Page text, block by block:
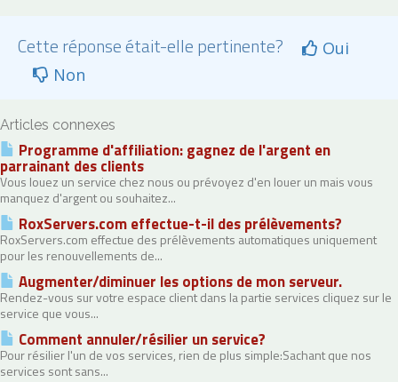
Cette réponse était-elle pertinente?
Oui
Non
Articles connexes
Programme d'affiliation: gagnez de l'argent en
parrainant des clients
Vous louez un service chez nous ou prévoyez d'en louer un mais vous
manquez d'argent ou souhaitez...
RoxServers.com effectue-t-il des prélèvements?
RoxServers.com effectue des prélèvements automatiques uniquement
pour les renouvellements de...
Augmenter/diminuer les options de mon serveur.
Rendez-vous sur votre espace client dans la partie services cliquez sur le
service que vous...
Comment annuler/résilier un service?
Pour résilier l'un de vos services, rien de plus simple:Sachant que nos
services sont sans...